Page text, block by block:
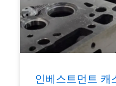
인베스트먼트 캐